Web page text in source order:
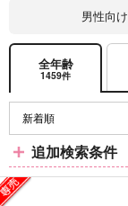
男性向け
全年齢
1459件
追加検索条件